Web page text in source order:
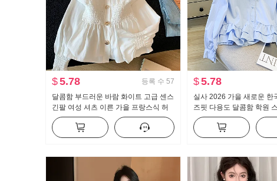
$5.78 등록 수 57
달콤함 부드러운 바람 화이트 고급 센스
긴팔 여성 셔츠 이른 가을 프랑스식 허
리 수축 슬림해 보이는 맨위
$5.78
실사 2026 가을 새로운 한
즈핏 다용도 달콤함 학원
긴팔 셔츠 여성 셔츠